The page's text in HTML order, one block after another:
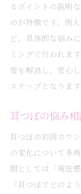
るポイントの説明
のが特徴です。例
ど、具体的な悩み
ミングで行われま
安を解消し、安心
ステップとなります
耳つぼの悩み
耳つぼの初回カウ
の変化について多
問としては「現在
「耳つぼでどのよ